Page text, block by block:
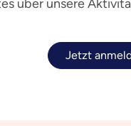
über unsere
Jetzt